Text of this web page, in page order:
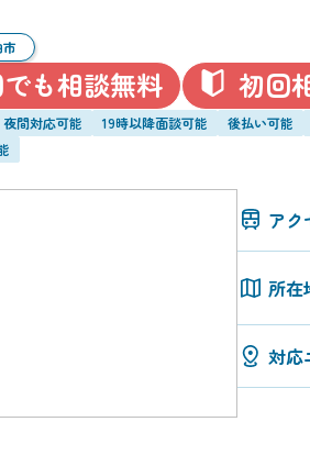
も相談無料 初回
夜間対応可能 19時以降面談可能 後払い可能
アク
所在
対応